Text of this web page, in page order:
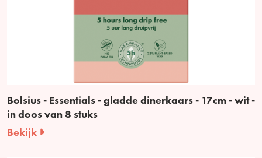
Bolsius - Essentials - gladde dinerkaars - 17cm - wit -
in doos van 8 stuks
Bekijk